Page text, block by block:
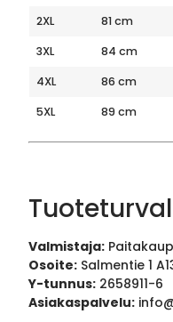
2XL
81 cm
3XL
84 cm
4XL
86 cm
5XL
89 cm
Valmistaja:
Osoite: Salmentie 1
Y-tunnus: 2658911-6
Asiakaspalvelu: